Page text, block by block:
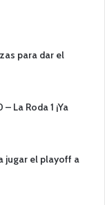
para dar el
La Roda 1 ¡Ya
jugar el playoff a